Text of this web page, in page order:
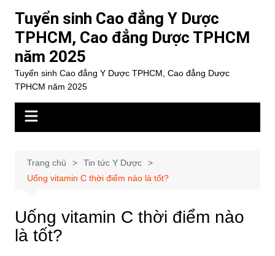
dung
Tuyển sinh Cao đẳng Y Dược
TPHCM, Cao đẳng Dược TPHCM
năm 2025
Tuyển sinh Cao đẳng Y Dược TPHCM, Cao đẳng Dược
TPHCM năm 2025
Trang chủ
Tin tức Y Dược
Uống vitamin C thời điểm nào là tốt?
Uống vitamin C thời điểm nào
là tốt?